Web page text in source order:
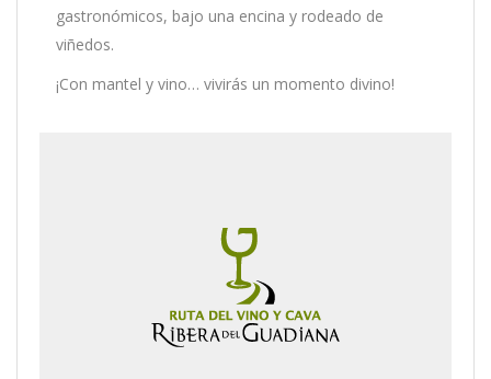
gastronómicos, bajo una encina y rodeado de
viñedos.
¡Con mantel y vino… vivirás un momento divino!